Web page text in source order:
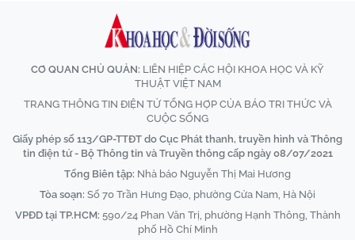
CƠ QUAN CHỦ QUẢN: LIÊN HIỆP CÁC HỘI KHOA HỌC VÀ KỸ
THUẬT VIỆT NAM
TRANG THÔNG TIN ĐIỆN TỬ TỔNG HỢP CỦA BÁO TRI THỨC VÀ
CUỘC SỐNG
Giấy phép số 113/GP-TTĐT do Cục Phát thanh, truyền hình và Thông
tin điện tử - Bộ Thông tin và Truyền thông cấp ngày 08/07/2021
Tổng Biên tập: Nhà báo Nguyễn Thị Mai Hương
Tòa soạn: Số 70 Trần Hưng Đạo, phường Cửa Nam, Hà Nội
VPĐD tại TP.HCM: 590/24 Phan Văn Trị, phường Hạnh Thông, Thành
phố Hồ Chí Minh